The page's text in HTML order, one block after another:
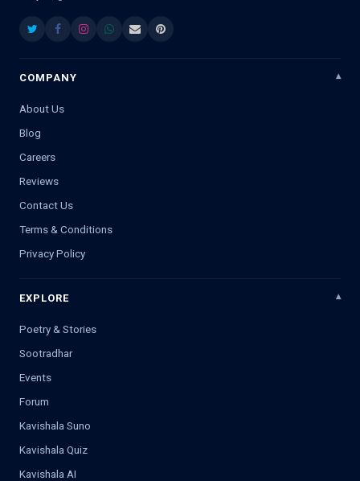
COMPANY
About Us
Blog
Careers
Reviews
Contact Us
Terms & Conditions
Privacy Policy
EXPLORE
Poetry & Stories
Sootradhar
Events
Forum
Kavishala Suno
Kavishala Quiz
Kavishala AI